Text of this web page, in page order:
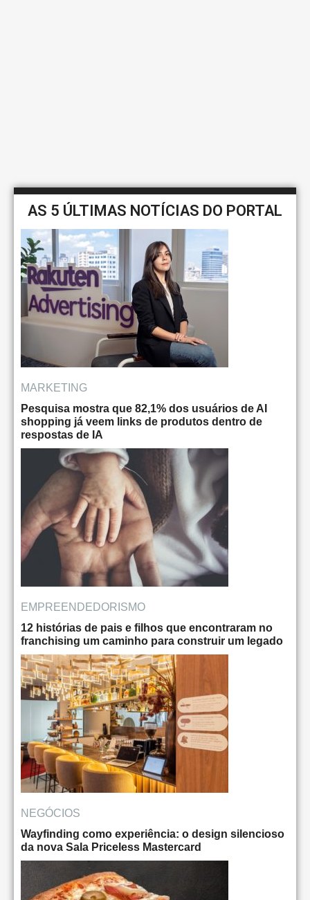
AS 5 ÚLTIMAS NOTÍCIAS DO PORTAL
MARKETING
Pesquisa mostra que 82,1% dos usuários de AI
shopping já veem links de produtos dentro de
respostas de IA
EMPREENDEDORISMO
12 histórias de pais e filhos que encontraram no
franchising um caminho para construir um legado
NEGÓCIOS
Wayfinding como experiência: o design silencioso
da nova Sala Priceless Mastercard